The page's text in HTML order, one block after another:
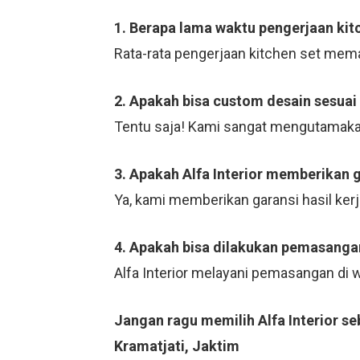
1. Berapa lama waktu pengerjaan
Rata-rata pengerjaan kitchen set
2. Apakah bisa custom desain
Tentu saja! Kami sangat
3. Apakah Alfa Interior memberikan
Ya, kami memberikan garansi hasil
4. Apakah bisa dilakukan
Alfa Interior melayani pemasangan di
Jangan ragu memilih Alfa Interior
Kramatjati, Jaktim